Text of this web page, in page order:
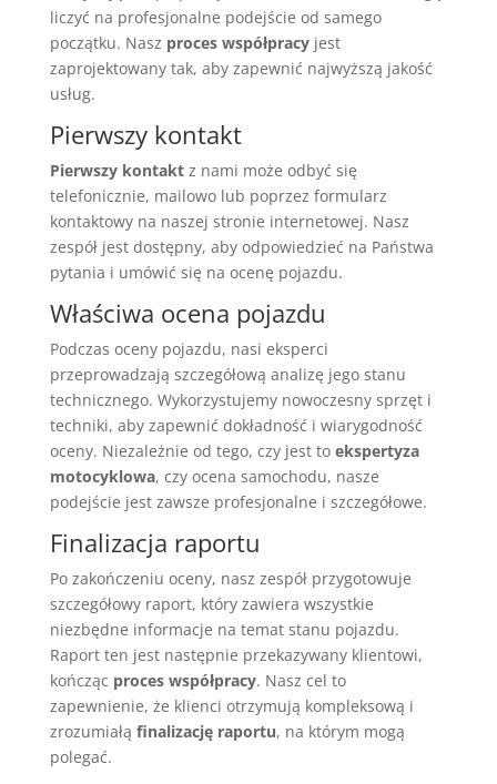
liczyć na profesjonalne podejście od samego
początku. Nasz proces współpracyjest
zaprojektowany tak, aby zapewnić najwyższą jakość
usług.
Pierwszy kontakt
Pierwszy kontaktz nami może odbyć się
telefonicznie, mailowo lub poprzez formularz
kontaktowy na naszej stronie internetowej. Nasz
zespół jest dostępny, aby odpowiedzieć na Państwa
pytania i umówić się na ocenę pojazdu.
Właściwa ocena pojazdu
Podczas oceny pojazdu, nasi eksperci
przeprowadzają szczegółową analizę jego stanu
technicznego. Wykorzystujemy nowoczesny sprzęt i
techniki, aby zapewnić dokładność i wiarygodność
oceny. Niezależnie od tego, czy jest to ekspertyza
motocyklowa, czy ocena samochodu, nasze
podejście jest zawsze profesjonalne i szczegółowe.
Finalizacja raportu
Po zakończeniu oceny, nasz zespół przygotowuje
szczegółowy raport, który zawiera wszystkie
niezbędne informacje na temat stanu pojazdu.
Raport ten jest następnie przekazywany klientowi,
kończąc proces współpracy. Nasz cel to
zapewnienie, że klienci otrzymują kompleksową i
zrozumiałą finalizację raportu, na którym mogą
polegać.